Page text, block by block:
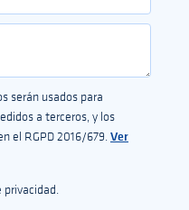
serán usados para
a terceros, y los
el RGPD 2016/679.Ver
privacidad.